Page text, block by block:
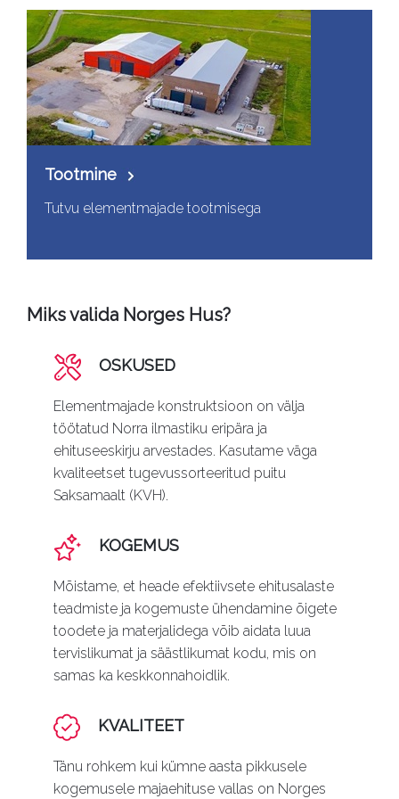
Tootmine
Tutvu elementmajade tootmisega
Miks valida Norges Hus?
OSKUSED
Elementmajade konstruktsioon on välja
töötatud Norra ilmastiku eripära ja
ehituseeskirju arvestades. Kasutame väga
kvaliteetset tugevussorteeritud puitu
Saksamaalt (KVH).
KOGEMUS
Mõistame, et heade efektiivsete ehitusalaste
teadmiste ja kogemuste ühendamine õigete
toodete ja materjalidega võib aidata luua
tervislikumat ja säästlikumat kodu, mis on
samas ka keskkonnahoidlik.
KVALITEET
Tänu rohkem kui kümne aasta pikkusele
kogemusele majaehituse vallas on Norges